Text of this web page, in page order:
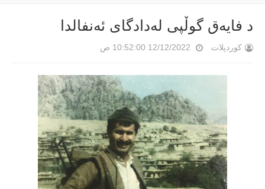
د فایەق گوڵپی لەدادگای ئەنفالدا
کوردپلات 12/12/2022 10:52:00 ص